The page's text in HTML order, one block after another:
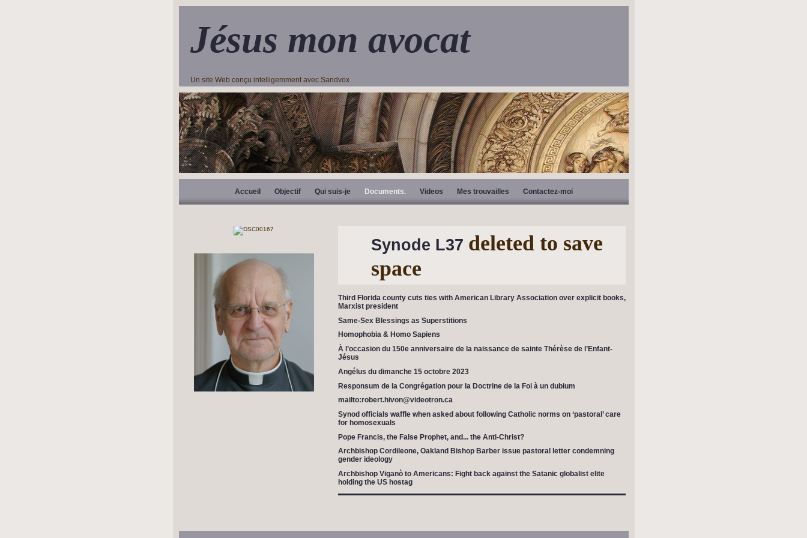
Jésus mon avocat
Un site Web conçu intelligemment avec Sandvox
Accueil Objectif Qui suis-je Documents. Videos Mes trouvailles Contactez-moi
Synode L37 deleted to save
space
Third Florida county cuts ties with American Library Association over explicit books,
Marxist president
Same-Sex Blessings as Superstitions
Homophobia & Homo Sapiens
À l’occasion du 150e anniversaire de la naissance de sainte Thérèse de l’Enfant-
Jésus
Angélus du dimanche 15 octobre 2023
Responsum de la Congrégation pour la Doctrine de la Foi à un dubium
mailto:robert.hivon@videotron.ca
Synod officials waffle when asked about following Catholic norms on ‘pastoral’ care
for homosexuals
Pope Francis, the False Prophet, and... the Anti-Christ?
Archbishop Cordileone, Oakland Bishop Barber issue pastoral letter condemning
gender ideology
Archbishop Viganò to Americans: Fight back against the Satanic globalist elite
holding the US hostag